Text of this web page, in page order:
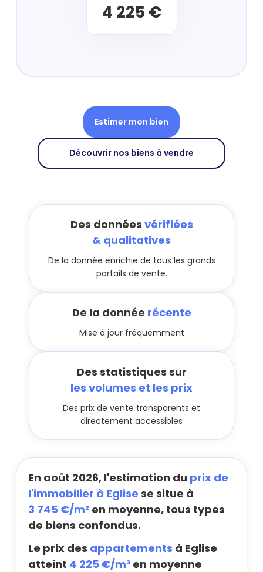
4 225 €
Estimer mon bien
Découvrir nos biens à vendre
Des données vérifiées
& qualitatives
De la donnée enrichie de tous les grands
portails de vente.
De la donnée récente
Mise à jour fréquemment
Des statistiques sur
les volumes et les prix
Des prix de vente transparents et
directement accessibles
En août 2026, l'estimation du prix de
l'immobilier à Eglise se situe à
3 745 €/m² en moyenne, tous types
de biens confondus.
Le prix des appartements à Eglise
atteint 4 225 €/m² en moyenne